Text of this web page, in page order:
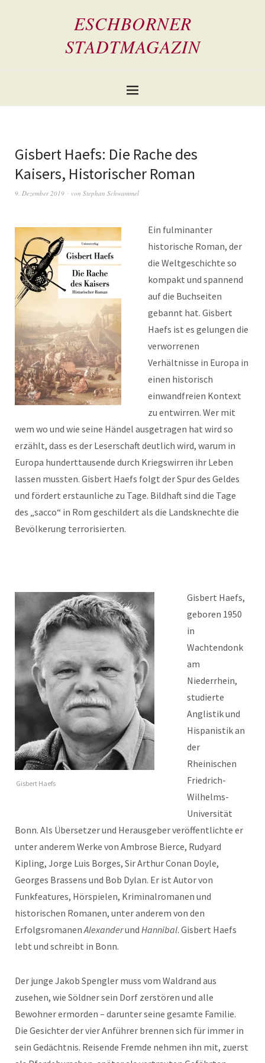
ESCHBORNER
STADTMAGAZIN
Gisbert Haefs: Die Rache des
Kaisers, Historischer Roman
9. Dezember 2019 von Stephan Schwammel
Ein fulminanter
historische Roman, der
die Weltgeschichte so
kompakt und spannend
auf die Buchseiten
gebannt hat. Gisbert
Haefs ist es gelungen die
verworrenen
Verhältnisse in Europa in
einen historisch
einwandfreien Kontext
zu entwirren. Wer mit
wem wo und wie seine Händel ausgetragen hat wird so
erzählt, dass es der Leserschaft deutlich wird, warum in
Europa hunderttausende durch Kriegswirren ihr Leben
lassen mussten. Gisbert Haefs folgt der Spur des Geldes
und fördert erstaunliche zu Tage. Bildhaft sind die Tage
des „sacco“ in Rom geschildert als die Landsknechte die
Bevölkerung terrorisierten.
Gisbert Haefs
Gisbert Haefs,
geboren 1950
in
Wachtendonk
am
Niederrhein,
studierte
Anglistik und
Hispanistik an
der
Rheinischen
Friedrich-
Wilhelms-
Universität
Bonn. Als Übersetzer und Herausgeber veröffentlichte er
unter anderem Werke von Ambrose Bierce, Rudyard
Kipling, Jorge Luis Borges, Sir Arthur Conan Doyle,
Georges Brassens und Bob Dylan. Er ist Autor von
Funkfeatures, Hörspielen, Kriminalromanen und
historischen Romanen, unter anderem von den
ErfolgsromanenAlexanderund Hannibal. Gisbert Haefs
lebt und schreibt in Bonn.
Der junge Jakob Spengler muss vom Waldrand aus
zusehen, wie Söldner sein Dorf zerstören und alle
Bewohner ermorden – darunter seine gesamte Familie.
Die Gesichter der vier Anführer brennen sich für immer in
sein Gedächtnis. Reisende Fremde nehmen ihn mit, zuerst